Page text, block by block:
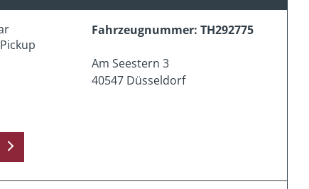
Fahrzeugnummer: TH292775
Am Seestern 3
40547 Düsseldorf